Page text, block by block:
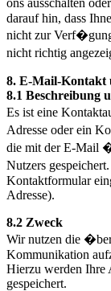
darauf hin, dass
nicht zur
nicht richtig
8. E-Mail-
8.1 Beschreibung
Es ist eine
Adresse oder ein
die mit der E-Mail
Nutzers
Kontaktformular
Adresse).
8.2 Zweck
Wir nutzen die
Kommunikation
Hierzu werden Ihre
gespeichert.